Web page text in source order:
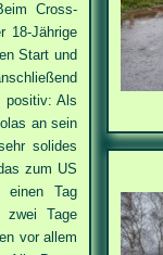
Cross-
18-Jährige
Start und
positiv: Als
an sein
solides
zum US
einen Tag
zwei Tage
vor allem